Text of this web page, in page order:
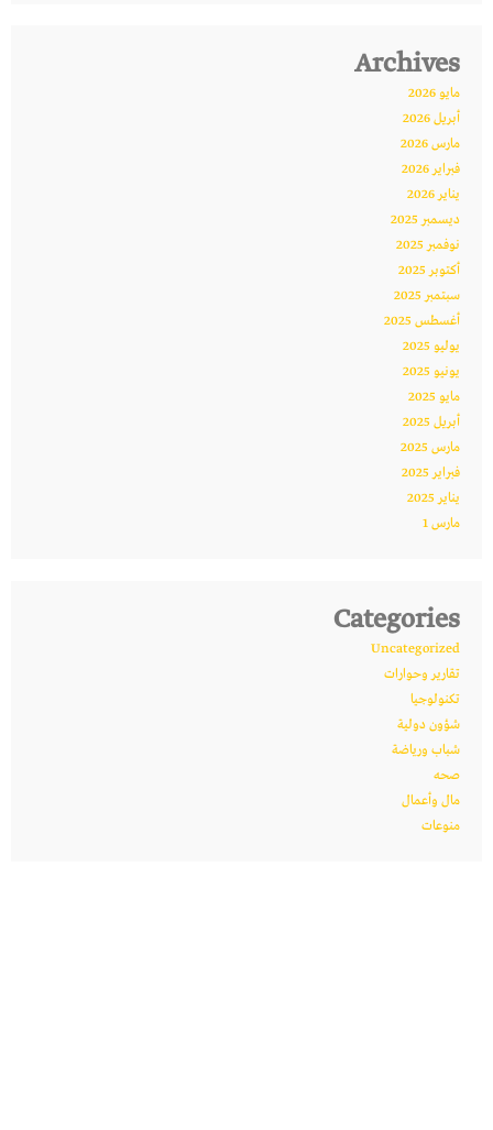
Archives
مايو 2026
أبريل 2026
مارس 2026
فبراير 2026
يناير 2026
ديسمبر 2025
نوفمبر 2025
أكتوبر 2025
سبتمبر 2025
أغسطس 2025
يوليو 2025
يونيو 2025
مايو 2025
أبريل 2025
مارس 2025
فبراير 2025
يناير 2025
مارس 1
Categories
Uncategorized
تقارير وحوارات
تكنولوجيا
شؤون دولية
شباب ورياضة
صحه
مال وأعمال
منوعات